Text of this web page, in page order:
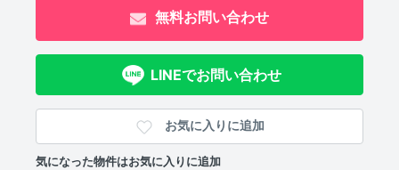
バルコニー
共用部
無料お問い合わせ
LINEでお問い合わせ
お気に入りに追加
気になった物件はお気に入りに追加